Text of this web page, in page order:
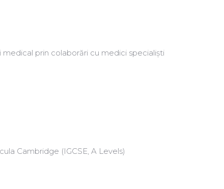
prin colaborări cu medici specialiști
Cambridge (IGCSE, A Levels)